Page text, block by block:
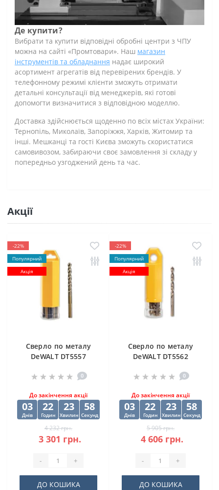
Де купити?
Вибрати та купити відповідні обробні центри з ЧПУ
можна на сайті «Промтовари». Наш магазин
інструментів та обладнання надає широкий
асортимент агрегатів від перевірених брендів. У
телефонному режимі клієнти зможуть отримати
детальні консультації від менеджерів, які готові
допомогти визначитися з відповідною моделлю.
Доставка здійснюється щоденно по всіх містах України:
Тернопіль, Миколаїв, Запоріжжя, Харків, Житомир та
інші. Мешканці та гості Києва зможуть скористатися
самовивозом, забираючи своє замовлення зі складу у
попередньо узгоджений день та час.
Акції
-22%
Популярний
Акція
Cверлo по металу
DeWALT DT5557
10х84х133 мм
0
До закінчення акції
03
Днів
22
Годин
23
Хвилин
57
Секунд
4 232 грн.
3 301 грн.
- +
ДО КОШИКА
-22%
Популярний
Акція
Cверлo по металу
DeWALT DT5562
(10 шт) 12.5х98х151
0
До закінчення акції
03
Днів
22
Годин
23
Хвилин
57
Секунд
5 905 грн.
4 606 грн.
- +
ДО КОШИКА